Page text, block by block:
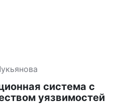
система с
уязвимостей